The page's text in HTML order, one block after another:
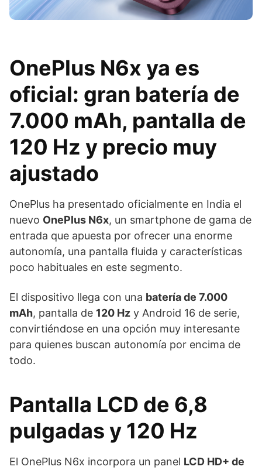
OnePlus N6x ya es
oficial: gran batería de
7.000 mAh, pantalla de
120 Hz y precio muy
ajustado
OnePlus ha presentado oficialmente en India el
nuevo OnePlus N6x, un smartphone de gama de
entrada que apuesta por ofrecer una enorme
autonomía, una pantalla fluida y características
poco habituales en este segmento.
El dispositivo llega con una batería de 7.000
mAh, pantalla de 120 Hz y Android 16 de serie,
convirtiéndose en una opción muy interesante
para quienes buscan autonomía por encima de
todo.
Pantalla LCD de 6,8
pulgadas y 120 Hz
El OnePlus N6x incorpora un panel LCD HD+ de